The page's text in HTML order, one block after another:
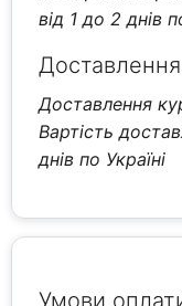
від 1 до 2 днів
Доставлення
Вартість
днів по Україні